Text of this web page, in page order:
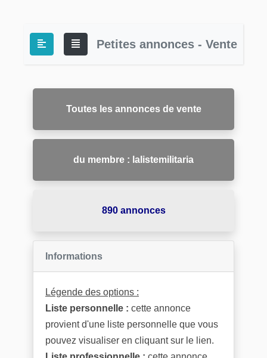
Petites annonces - Vente
Toutes les annonces de vente
du membre : lalistemilitaria
890 annonces
Informations
Légende des options :
Liste personnelle : cette annonce
provient d'une liste personnelle que vous
pouvez visualiser en cliquant sur le lien.